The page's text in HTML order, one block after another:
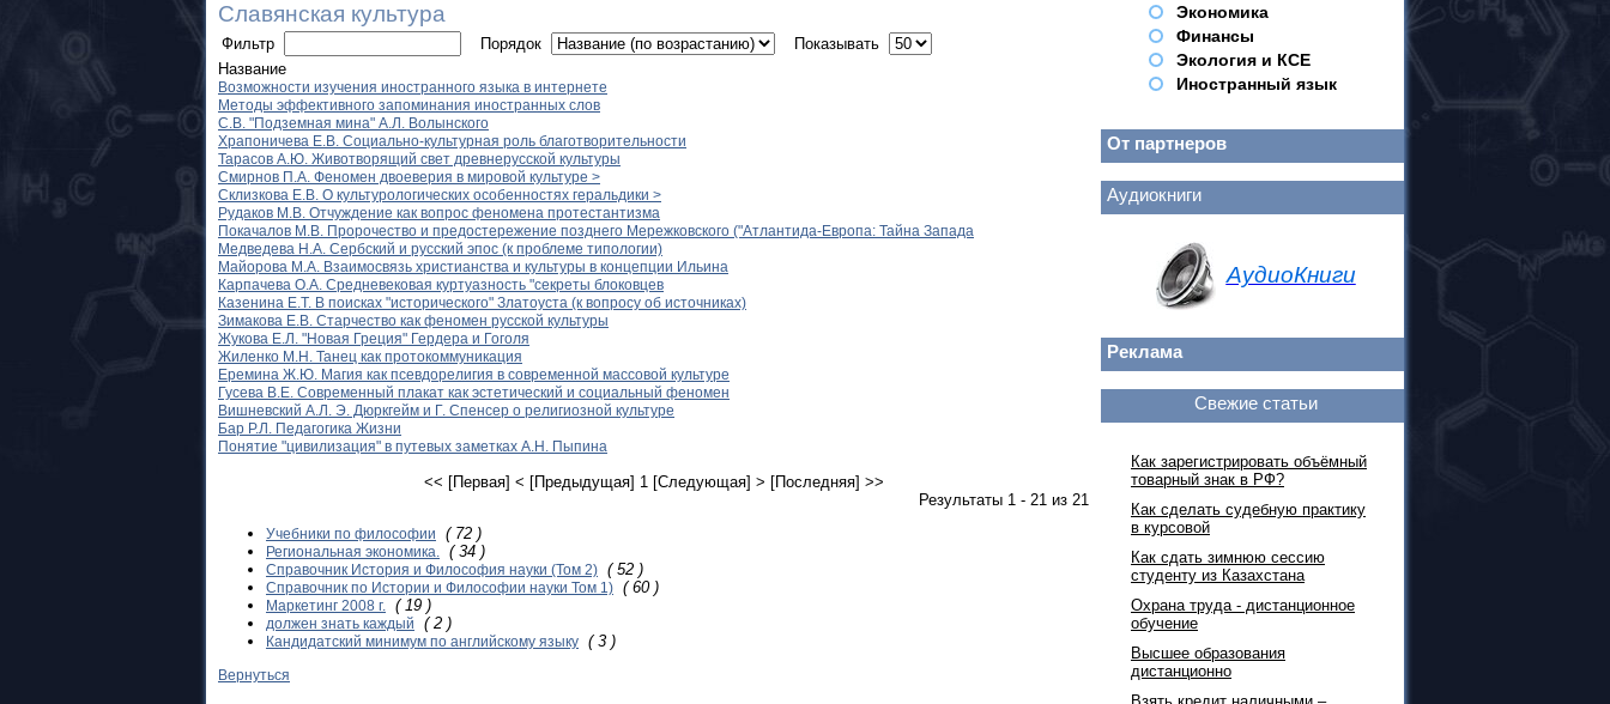
Славянская культура
Фильтр Порядок
Показывать
Название
Возможности изучения иностранного языка в интернете
Методы эффективного запоминания иностранных слов
С.В. "Подземная мина" А.Л. Волынского
Храпоничева Е.В. Социально-культурная роль благотворительности
Тарасов А.Ю. Животворящий свет древнерусской культуры
Смирнов П.А. Феномен двоеверия в мировой культуре >
Склизкова Е.В. О культурологических особенностях геральдики >
Рудаков М.В. Отчуждение как вопрос феномена протестантизма
Покачалов М.В. Пророчество и предостережение позднего Мережковского ("Атлантида-Европа: Тайна Запада
Медведева Н.А. Сербский и русский эпос (к проблеме типологии)
Майорова М.А. Взаимосвязь христианства и культуры в концепции Ильина
Карпачева О.А. Средневековая куртуазность "секреты блоковцев
Казенина Е.Т. В поисках "исторического" Златоуста (к вопросу об источниках)
Зимакова Е.В. Старчество как феномен русской культуры
Жукова Е.Л. "Новая Греция" Гердера и Гоголя
Жиленко М.Н. Танец как протокоммуникация
Еремина Ж.Ю. Магия как псевдорелигия в современной массовой культуре
Гусева В.Е. Современный плакат как эстетический и социальный феномен
Вишневский А.Л. Э. Дюркгейм и Г. Спенсер о религиозной культуре
Бар Р.Л. Педагогика Жизни
Понятие "цивилизация" в путевых заметках А.Н. Пыпина
<< [Первая] < [Предыдущая] 1 [Следующая] > [Последняя] >>
Результаты 1 - 21 из 21
Учебники по философии ( 72 )
Региональная экономика. ( 34 )
Справочник История и Философия науки (Том 2) ( 52 )
Справочник по Истории и Философии науки Том 1) ( 60 )
Маркетинг 2008 г. ( 19 )
должен знать каждый ( 2 )
Кандидатский минимум по английскому языку ( 3 )
Вернуться
Экономика
Финансы
Экология и КСЕ
Иностранный язык
От партнеров
Аудиокниги
АудиоКниги
Реклама
Свежие статьи
Как зарегистрировать объёмный
товарный знак в РФ?
Как сделать судебную практику
в курсовой
Как сдать зимнюю сессию
студенту из Казахстана
Охрана труда - дистанционное
обучение
Высшее образования
дистанционно